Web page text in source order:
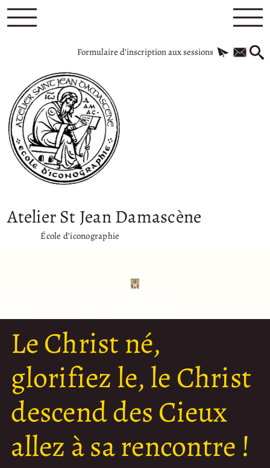
Formulaire d’inscription aux sessions
Atelier St Jean Damascène
École d’iconographie
Le Christ né,
glorifiez le, le Christ
descend des Cieux
allez à sa rencontre !